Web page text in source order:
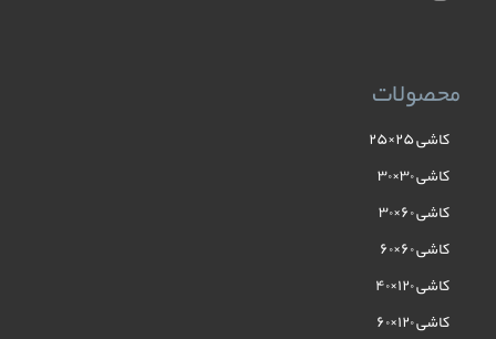
محصولات
کاشی ۲۵×۲۵
کاشی ۳۰×۳۰
کاشی ۶۰×۳۰
کاشی ۶۰×۶۰
کاشی ۱۲۰×۴۰
کاشی ۱۲۰×۶۰